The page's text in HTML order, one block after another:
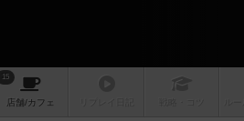
15
店舗/カフェ